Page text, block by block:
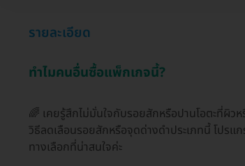
รายละเอียด
ทำไมคนอื่นซื้อแพ็กเกจนี้?
🌈 เคยรู้สึกไม่มั่นใจกับรอยสักหรือปานโอตะที่ผิว
วิธีลดเลือนรอยสักหรือจุดด่างดำประเภทนี้ โปร
ทางเลือกที่น่าสนใจค่ะ